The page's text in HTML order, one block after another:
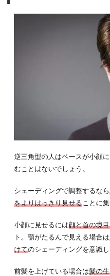
逆三角型の人はベースが小顔
むことはないでしょう。
シェーディングで調整するなら
をよりはっきり見せることに
小顔に見せるには顔と首の境
ト。顎がたるんで見える場合は
けてのシェーディングを意識し
前髪を上げている場合は髪の